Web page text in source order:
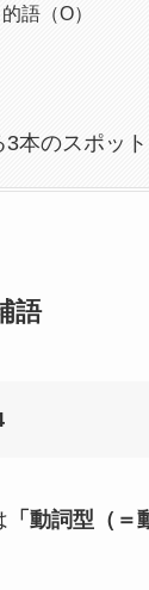
語（O）
本のスポッ
語
「動詞型（＝